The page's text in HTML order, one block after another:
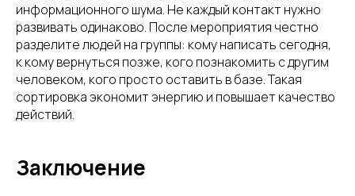
информационного шума. Не каждый контакт нужно
развивать одинаково. После мероприятия честно
разделите людей на группы: кому написать сегодня,
к кому вернуться позже, кого познакомить с другим
человеком, кого просто оставить в базе. Такая
сортировка экономит энергию и повышает качество
действий.
Заключение